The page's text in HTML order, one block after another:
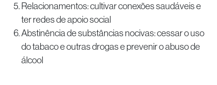
Relacionamentos: cultivar conexões saudáveis e
ter redes de apoio social
Abstinência de substâncias nocivas: cessar o uso
do tabaco e outras drogas e prevenir o abuso de
álcool